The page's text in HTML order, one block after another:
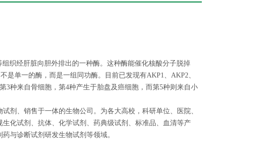
织经肝脏向胆外排出的一种酶。这种酶能催化核酸分子脱掉
单一的酶，而是一组同功酶。目前已发现有AKP1、AKP2、
3种来自骨细胞，第4种产生于胎盘及癌细胞，而第5种则来自小
剂、销售于一体的生物公司。为各大高校，科研单位、医院、
化试剂、抗体、化学试剂、药典级试剂、标准品、血清等产
与诊断试剂研发生物试剂等领域。